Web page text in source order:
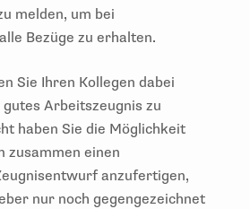
melden, um bei
Bezüge zu erhalten.
Sie Ihren Kollegen dabei
Arbeitszeugnis zu
haben Sie die Möglichkeit
zusammen einen
anzufertigen,
nur noch gegengezeichnet